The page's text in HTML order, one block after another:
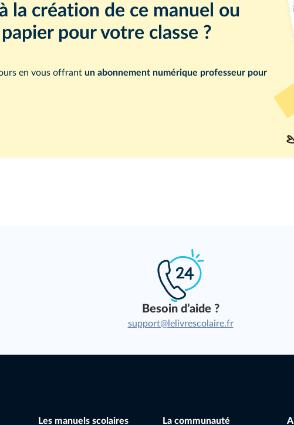
la création de ce manuel ou
pour votre classe ?
en vous offrant un abonnement numérique professeur pour
Besoin d’aide ?
support@lelivrescolaire.fr
Les manuels scolaires La communauté